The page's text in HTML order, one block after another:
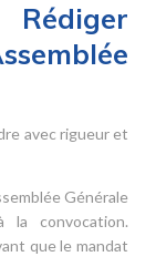
avec rigueur et
Générale
convocation.
que le mandat